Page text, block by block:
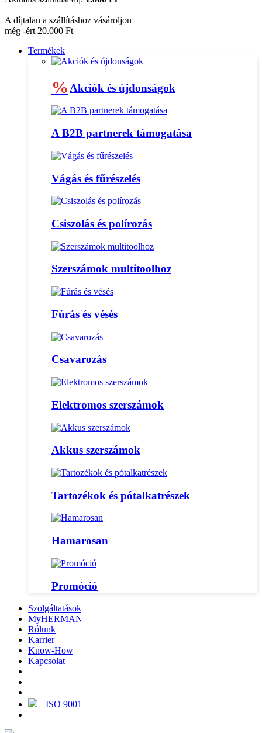
A díjtalan a szállításhoz vásároljon
még -ért 20.000 Ft
Termékek
% Akciók és újdonságok
A B2B partnerek támogatása
Vágás és fűrészelés
Csiszolás és polírozás
Szerszámok multitoolhoz
Fúrás és vésés
Csavarozás
Elektromos szerszámok
Akkus szerszámok
Tartozékok és pótalkatrészek
Hamarosan
Promóció
Szolgáltatások
MyHERMAN
Rólunk
Karrier
Know-How
Kapcsolat
ISO 9001